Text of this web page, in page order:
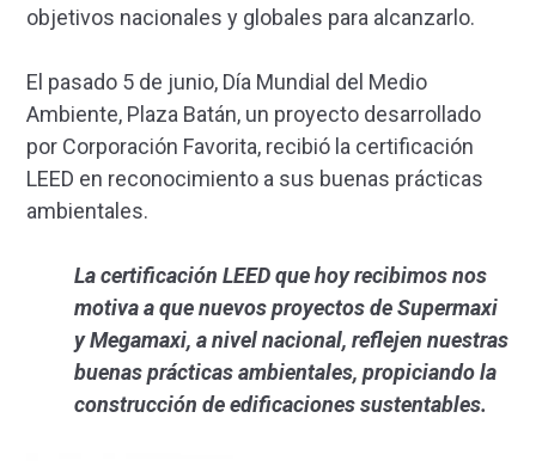
objetivos nacionales y globales para alcanzarlo.
El pasado 5 de junio, Día Mundial del Medio
Ambiente, Plaza Batán, un proyecto desarrollado
por Corporación Favorita, recibió la certificación
LEED en reconocimiento a sus buenas prácticas
ambientales.
La certificación LEED que hoy recibimos nos
motiva a que nuevos proyectos de Supermaxi
y Megamaxi, a nivel nacional, reflejen nuestras
buenas prácticas ambientales, propiciando la
construcción de edificaciones sustentables.